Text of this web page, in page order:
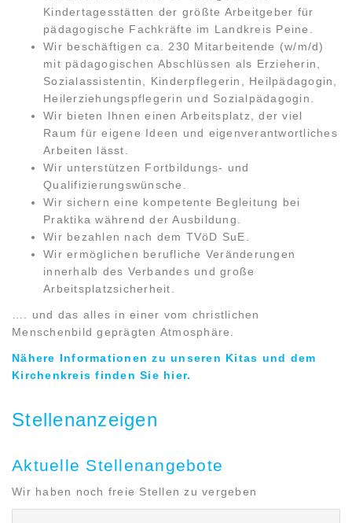
Kindertagesstätten der größte Arbeitgeber für
pädagogische Fachkräfte im Landkreis Peine.
Wir beschäftigen ca. 230 Mitarbeitende (w/m/d)
mit pädagogischen Abschlüssen als Erzieherin,
Sozialassistentin, Kinderpflegerin, Heilpädagogin,
Heilerziehungspflegerin und Sozialpädagogin.
Wir bieten Ihnen einen Arbeitsplatz, der viel
Raum für eigene Ideen und eigenverantwortliches
Arbeiten lässt.
Wir unterstützen Fortbildungs- und
Qualifizierungswünsche.
Wir sichern eine kompetente Begleitung bei
Praktika während der Ausbildung.
Wir bezahlen nach dem TVöD SuE.
Wir ermöglichen berufliche Veränderungen
innerhalb des Verbandes und große
Arbeitsplatzsicherheit.
…. und das alles in einer vom christlichen
Menschenbild geprägten Atmosphäre.
Nähere Informationen zu unseren Kitas und dem
Kirchenkreis finden Sie hier.
Stellenanzeigen
Aktuelle Stellenangebote
Wir haben noch freie Stellen zu vergeben